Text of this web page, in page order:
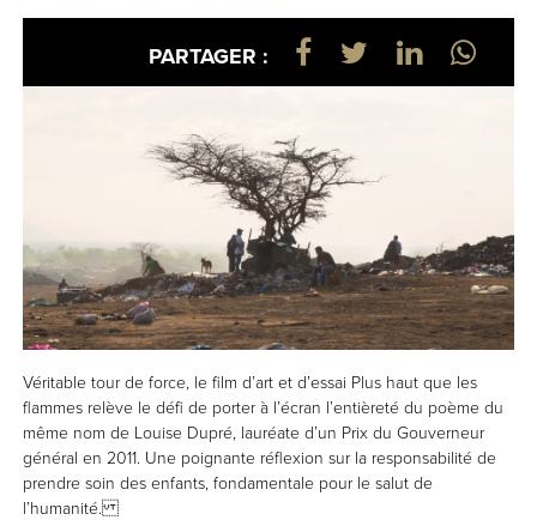
PARTAGER :
Véritable tour de force, le film d’art et d’essai Plus haut que les
flammes relève le défi de porter à l’écran l’entièreté du poème du
même nom de Louise Dupré, lauréate d’un Prix du Gouverneur
général en 2011. Une poignante réflexion sur la responsabilité de
prendre soin des enfants, fondamentale pour le salut de
l’humanité.